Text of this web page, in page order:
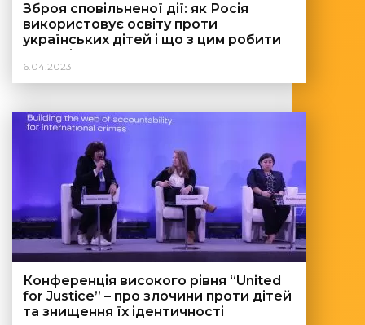
Зброя сповільненої дії: як Росія
використовує освіту проти
українських дітей і що з цим робити
Україні?
6.04.2023
Конференція високого рівня “United
for Justice” – про злочини проти дітей
та знищення їх ідентичності